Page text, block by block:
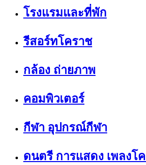
โรงแรมและที่พัก
รีสอร์ทโคราช
กล้อง ถ่ายภาพ
คอมพิวเตอร์
กีฬา อุปกรณ์กีฬา
ดนตรี การแสดง เพลงโ